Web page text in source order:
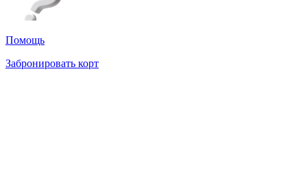
Помощь
Забронировать корт